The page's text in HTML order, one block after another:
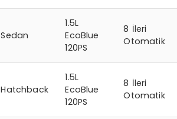
Sedan
1.5L
EcoBlue
120PS
8 İleri
Otomatik
Hatchback
1.5L
EcoBlue
120PS
8 İleri
Otomatik